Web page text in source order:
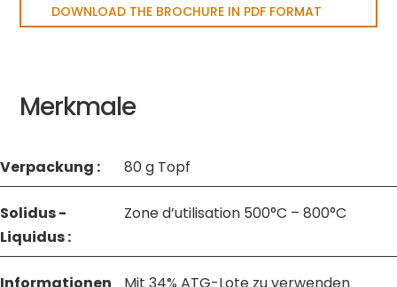
DOWNLOAD THE BROCHURE IN PDF FORMAT
Merkmale
Verpackung : 80 g Topf
Solidus -
Liquidus :
Zone d’utilisation 500°C – 800°C